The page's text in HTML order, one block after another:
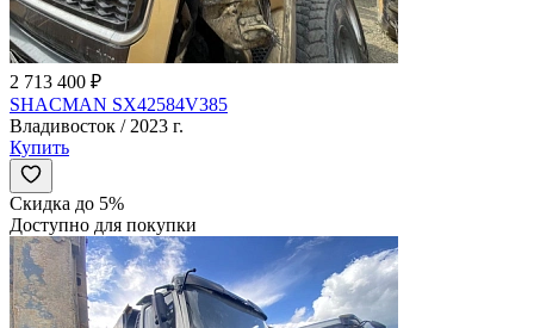
2 713 400 ₽
SHACMAN SX42584V385
Владивосток / 2023 г.
Купить
Скидка до 5%
Доступно для покупки